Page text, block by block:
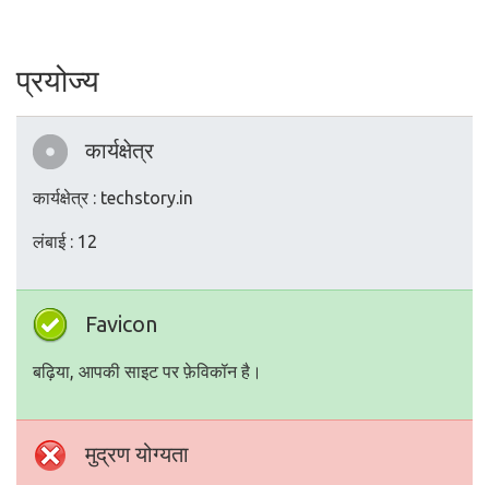
प्रयोज्य
कार्यक्षेत्र
कार्यक्षेत्र : techstory.in
लंबाई : 12
Favicon
बढ़िया, आपकी साइट पर फ़ेविकॉन है।
मुद्रण योग्यता